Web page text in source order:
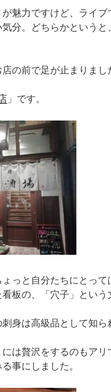
魅力ですけど、ライブ
分。どちらかという
の前で足が止まりまし
」です。
っと自分たちにとっ
板の、「穴子」という
身は高級品として知ら
は贅沢をするのもア
事にしました。